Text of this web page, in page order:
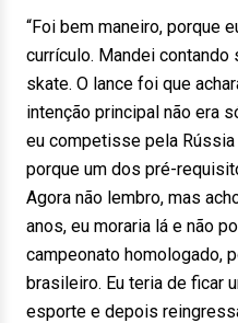
“Foi bem maneiro, porque
currículo. Mandei
skate. O lance foi que
intenção principal não era
eu competisse pela
porque um dos pré-
Agora não lembro, mas
anos, eu moraria lá e não
campeonato homologado,
brasileiro. Eu teria de ficar
esporte e depois